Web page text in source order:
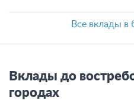
Все вклады в
Вклады до
городах